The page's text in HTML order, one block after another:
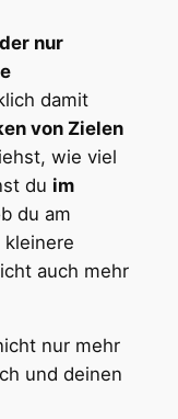
nur
damit
von Zielen
wie viel
du im
du am
kleinere
auch mehr
nur mehr
und deinen